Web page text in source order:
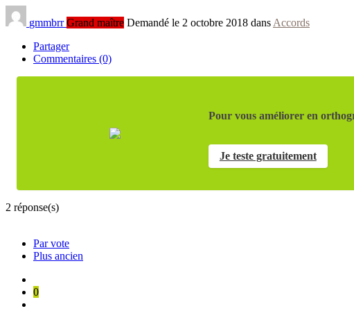
gmmbrr Grand maître Demandé le 2 octobre 2018 dans Accords
Partager
Commentaires (0)
Pour vous améliorer en
Je teste gratuitement
2 réponse(s)
Par vote
Plus ancien
0